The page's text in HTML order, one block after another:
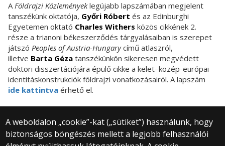
AFöldrajzi Közlemények legújabb lapszámában megjelent
tanszékünk oktatója, Győri Róbert és az Edinburghi
Egyetemen oktató Charles Withers közös cikkének 2.
része a trianoni békeszerződés tárgyalásaiban is szerepet
játszó Peoples of Austria-Hungarycímű atlaszról,
illetve Barta Géza tanszékünkön sikeresen megvédett
doktori disszertációjára épülő cikke a kelet–közép-európai
identitáskonstrukciók földrajzi vonatkozásairól. A lapszám
ide kattintva érhető el.
A weboldalon „cookie”-kat („sütiket”) használunk, hogy
biztonságos böngészés mellett a legjobb felhasználói
© 2025 Eötvös Loránd Tudományegyetem